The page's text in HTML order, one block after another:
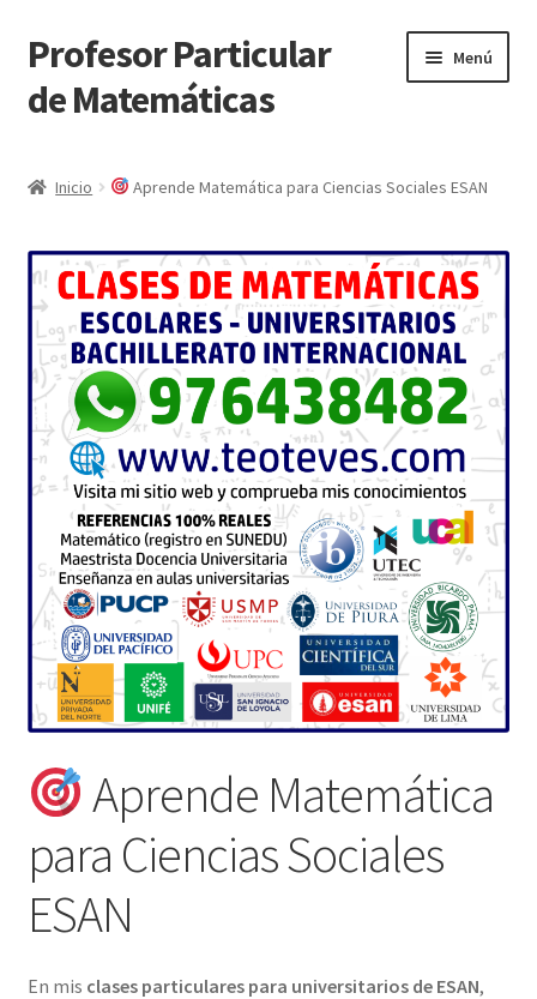
Ir
a
la
Ir
al
contenido
Profesor Particular
de Matemáticas
Menú
Inicio Aprende Matemática para Ciencias Sociales ESAN
Aprende Matemática
para Ciencias Sociales
ESAN
En mis clases particulares para universitarios de ESAN,